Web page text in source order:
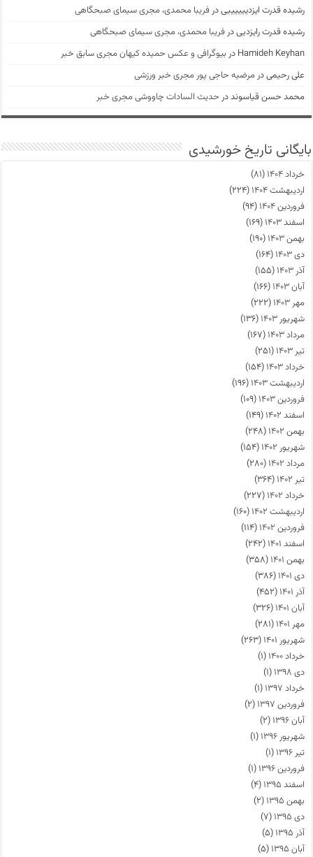
رشیده قدرت ایزدیییییییدرفریبا محمدی، مجری سیمای صبحگاهی
رشیده قدرت رایزدییدرفریبا محمدی، مجری سیمای صبحگاهی
Hamideh Keyhan در بیوگرافی و عکس حمیده کیهان مجری سابق خبر
علی رحیمیدرمرضیه حاجی پور مجری خبر ورزشی
محمد حسن قیاسونددر حدیث السادات چاووشی مجری خبر
بایگانی تاریخ خورشیدی
خرداد ۱۴۰۴
(۸۱)
اردیبهشت ۱۴۰۴
(۲۲۴)
فروردین ۱۴۰۴
(۹۴)
اسفند ۱۴۰۳
(۱۶۹)
بهمن ۱۴۰۳
(۱۹۰)
دی ۱۴۰۳
(۱۶۴)
آذر ۱۴۰۳
(۱۵۵)
آبان ۱۴۰۳
(۱۶۶)
مهر ۱۴۰۳
(۲۲۲)
شهریور ۱۴۰۳
(۱۳۶)
مرداد ۱۴۰۳
(۱۶۷)
تیر ۱۴۰۳
(۲۵۱)
خرداد ۱۴۰۳
(۱۵۴)
اردیبهشت ۱۴۰۳
(۱۹۶)
فروردین ۱۴۰۳
(۱۰۹)
اسفند ۱۴۰۲
(۱۴۹)
بهمن ۱۴۰۲
(۲۴۸)
شهریور ۱۴۰۲
(۱۵۴)
مرداد ۱۴۰۲
(۲۸۰)
تیر ۱۴۰۲
(۳۶۴)
خرداد ۱۴۰۲
(۲۲۷)
اردیبهشت ۱۴۰۲
(۱۶۰)
فروردین ۱۴۰۲
(۱۱۴)
اسفند ۱۴۰۱
(۲۴۲)
بهمن ۱۴۰۱
(۳۵۸)
دی ۱۴۰۱
(۳۸۶)
آذر ۱۴۰۱
(۴۵۲)
آبان ۱۴۰۱
(۳۲۶)
مهر ۱۴۰۱
(۲۸۱)
شهریور ۱۴۰۱
(۲۶۳)
خرداد ۱۴۰۰
(۱)
دی ۱۳۹۸
(۱)
خرداد ۱۳۹۷
(۱)
فروردین ۱۳۹۷
(۲)
آبان ۱۳۹۶
(۲)
شهریور ۱۳۹۶
(۱)
تیر ۱۳۹۶
(۱)
فروردین ۱۳۹۶
(۱)
اسفند ۱۳۹۵
(۴)
بهمن ۱۳۹۵
(۲)
دی ۱۳۹۵
(۷)
آذر ۱۳۹۵
(۵)
آبان ۱۳۹۵
(۵)